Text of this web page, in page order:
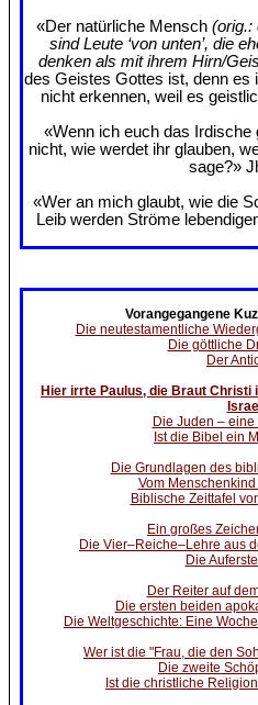
«Der natürliche Mensch (orig.:
sind Leute ‘von unten’, die
denken als mit ihrem Hirn/
des Geistes Gottes ist, denn es
nicht erkennen, weil es
«Wenn ich euch das Irdische
nicht, wie werdet ihr glauben,
sage?»
«Wer an mich glaubt, wie die
Leib werden Ströme
Vorangegangene
Die neutestamentliche
Die göttliche
Der
Hier irrte Paulus, die Braut Christi
Die Juden –
Ist die Bibel ein
Die Grundlagen des
Vom
Biblische Zeittafel
Ein großes
Die Vier–Reiche–Lehre aus
Die
Der Reiter auf
Die ersten beiden
Die Weltgeschichte: Eine
Wer ist die "Frau, die den
Die zweite
Ist die christliche